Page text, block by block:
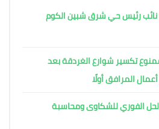
نائب رئيس حي شرق شبين الكوم
تكسير شوارع الغردقة بعد
المرافق أولًا
الفوري للشكاوى ومحاسبة